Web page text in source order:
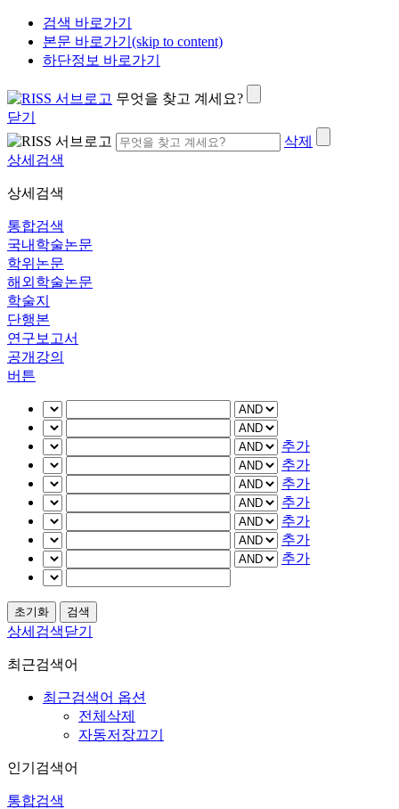
검색 바로가기
본문 바로가기(skip to content)
하단정보 바로가기
무엇을 찾고 계세요?
닫기
삭제
상세검색
상세검색
통합검색
국내학술논문
학위논문
해외학술논문
학술지
단행본
연구보고서
공개강의
버튼
추가
추가
추가
추가
추가
추가
추가
상세검색닫기
최근검색어
최근검색어 옵션
전체삭제
자동저장끄기
인기검색어
통합검색